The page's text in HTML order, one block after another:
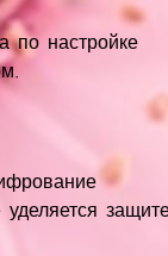
по настройке